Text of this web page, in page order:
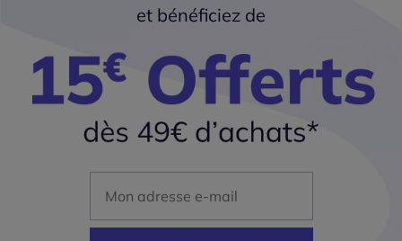
et bénéficiez de